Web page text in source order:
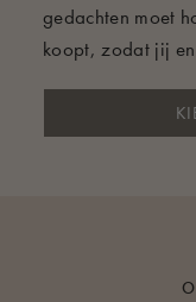
gedachten moet
koopt, zodat jij